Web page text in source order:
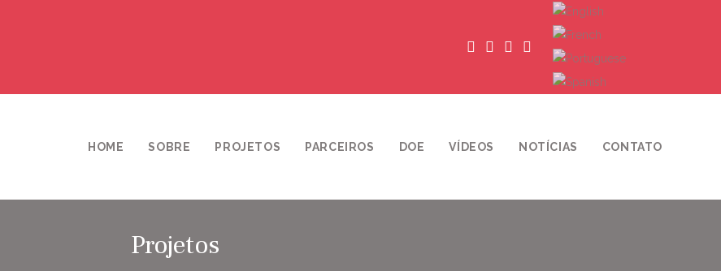
HOME SOBRE PROJETOS PARCEIROS DOE VÍDEOS NOTÍCIAS CONTATO
Projetos